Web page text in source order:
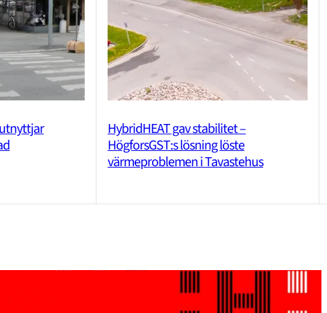
HybridHEAT gav stabilitet –
HögforsGST:s lösning löste
värmeproblemen i Tavastehus